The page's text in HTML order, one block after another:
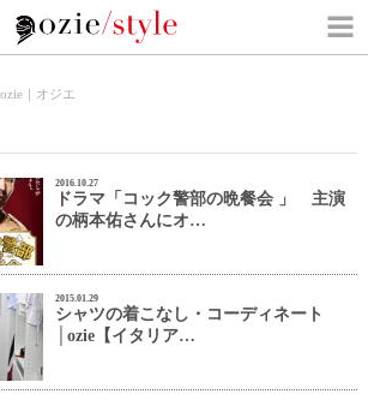
｜オジエ
2016.10.27
ドラマ「コック警部の晩餐会 」 主演
の柄本佑さんにオ…
2015.01.29
シャツの着こなし・コーディネート
│ozie【イタリア…